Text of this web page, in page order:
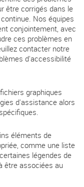
être corrigés dans le
Nos équipes
conjointement, avec
ces problèmes en
contacter notre
d'accessibilité
graphiques
d'assistance alors
éléments de
comme une liste
légendes de
être associées au